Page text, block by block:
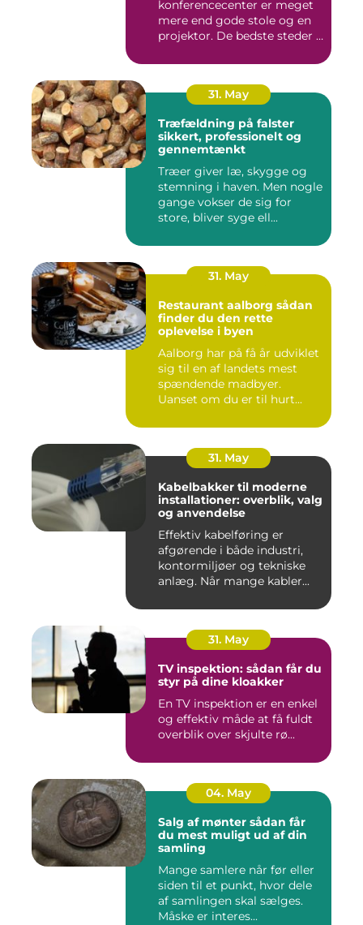
konferencecenter er meget
mere end gode stole og en
projektor. De bedste steder i
31. May
Træfældning på falster
sikkert, professionelt og
gennemtænkt
Træer giver læ, skygge og
stemning i haven. Men nogle
gange vokser de sig for
store, bliver syge ell...
31. May
Restaurant aalborg sådan
finder du den rette
oplevelse i byen
Aalborg har på få år udviklet
sig til en af landets mest
spændende madbyer.
Uanset om du er til hurt...
31. May
Kabelbakker til moderne
installationer: overblik, valg
og anvendelse
Effektiv kabelføring er
afgørende i både industri,
kontormiljøer og tekniske
anlæg. Når mange kabler...
31. May
TV inspektion: sådan får du
styr på dine kloakker
En TV inspektion er en enkel
og effektiv måde at få fuldt
overblik over skjulte rø...
04. May
Salg af mønter sådan får
du mest muligt ud af din
samling
Mange samlere når før eller
siden til et punkt, hvor dele
af samlingen skal sælges.
Måske er interes...